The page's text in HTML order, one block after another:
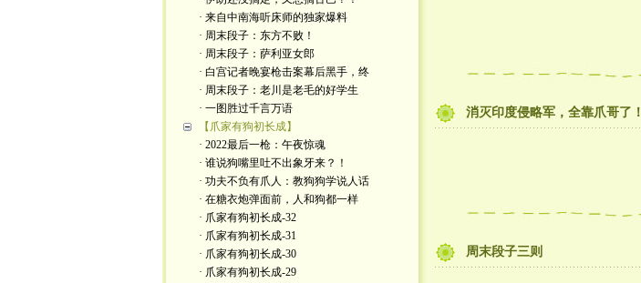
· 来自中南海听床师的独家爆料
· 周末段子：东方不败！
· 周末段子：萨利亚女郎
· 白宫记者晚宴枪击案幕后黑手，终
· 周末段子：老川是老毛的好学生
· 一图胜过千言万语
【爪家有狗初长成】
· 2022最后一枪：午夜惊魂
· 谁说狗嘴里吐不出象牙来？！
· 功夫不负有爪人：教狗狗学说人话
· 在糖衣炮弹面前，人和狗都一样
· 爪家有狗初长成-32
· 爪家有狗初长成-31
· 爪家有狗初长成-30
· 爪家有狗初长成-29
消灭印度侵略军，全靠爪哥了！
周末段子三则